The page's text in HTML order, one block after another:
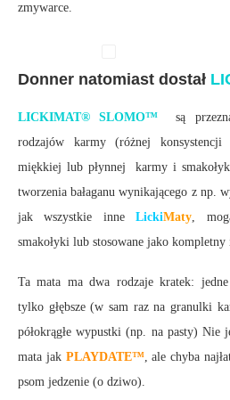
zmywarce.
Donner natomiast dostał
LICKIMAT® SLOMO™
są
rodzajów karmy (różnej
miękkiej lub płynnej karmy i
tworzenia bałaganu wynikającego z np.
jak wszystkie inneLickiMaty,
smakołyki lub stosowane jako
Ta mata ma dwa rodzaje kratek:
tylko głębsze (w sam raz na granulki
półokrągłe wypustki (np. na pasty) Nie
mata jak PLAYDATE™, ale chyba
psom jedzenie (o dziwo).